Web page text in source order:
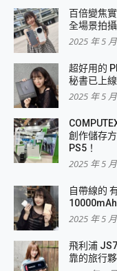
百倍變焦
全場景拍
2025 年 5
超好用的
秘書已上
2025 年 5
創作儲存
PS5！
2025 年 5
自帶線的
2025 年 5
飛利浦
靠的旅行